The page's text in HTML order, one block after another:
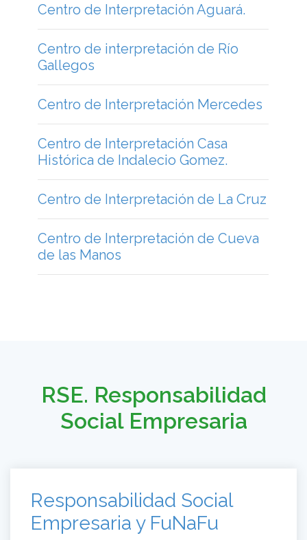
Centro de Interpretación Aguará.
Centro de interpretación de Río
Gallegos
Centro de Interpretación Mercedes
Centro de Interpretación Casa
Histórica de Indalecio Gomez.
Centro de Interpretación de La Cruz
Centro de Interpretación de Cueva
de las Manos
RSE. Responsabilidad
Social Empresaria
Responsabilidad Social
Empresaria y FuNaFu